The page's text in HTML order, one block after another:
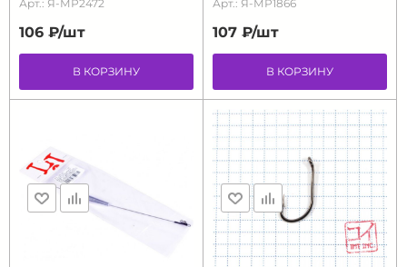
Арт.: Я-МР2472
106 ₽/шт
В КОРЗИНУ
Арт.: Я-МР1866
107 ₽/шт
В КОРЗИНУ